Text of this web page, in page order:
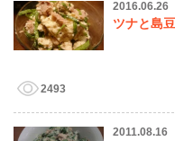
2016.06.26
ツナと島
2493
2011.08.16